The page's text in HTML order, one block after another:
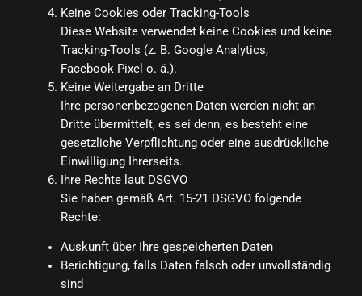
Keine Cookies oder Tracking-Tools
Diese Website verwendet keine Cookies und keine
Tracking-Tools (z. B. Google Analytics,
Facebook Pixel o. ä.).
Keine Weitergabe an Dritte
Ihre personenbezogenen Daten werden nicht an
Dritte übermittelt, es sei denn, es besteht eine
gesetzliche Verpflichtung oder eine ausdrückliche
Einwilligung Ihrerseits.
Ihre Rechte laut DSGVO
Sie haben gemäß Art. 15-21 DSGVO folgende
Rechte:
Auskunft über Ihre gespeicherten Daten
Berichtigung, falls Daten falsch oder unvollständig
sind